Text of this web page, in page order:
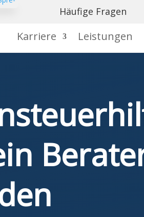
Häufige Fragen
Karriere
Leistungen